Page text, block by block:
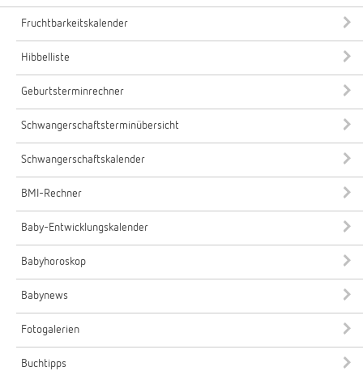
Fruchtbarkeitskalender
Hibbelliste
Geburtsterminrechner
Schwangerschaftsterminübersicht
Schwangerschaftskalender
BMI-Rechner
Baby-Entwicklungskalender
Babyhoroskop
Babynews
Fotogalerien
Buchtipps